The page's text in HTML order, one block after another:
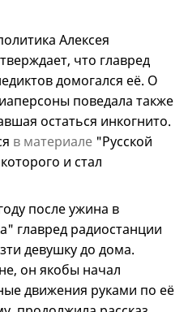
Алексея
что главред
домогался её. О
поведала также
остаться инкогнито.
в материале "Русской
и стал
после ужина в
главред радиостанции
девушку до дома.
он якобы начал
движения руками по её